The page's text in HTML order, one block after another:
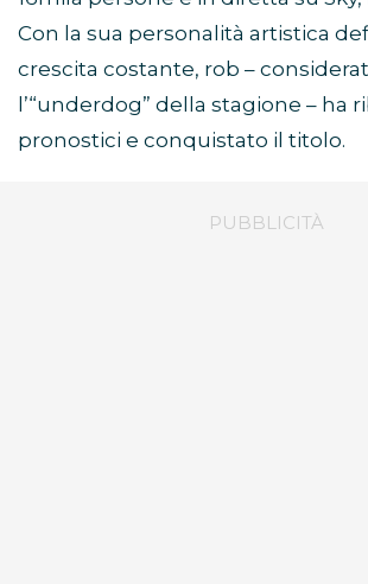
Con la sua personalità artistica
crescita costante, rob –
l’“underdog” della stagione – ha
pronostici e conquistato il titolo.